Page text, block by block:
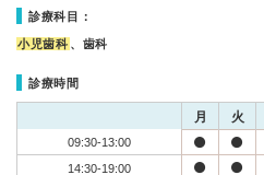
診療科目：
小児歯科 、歯科
診療時間
月 火
09:30-13:00
14:30-19:00